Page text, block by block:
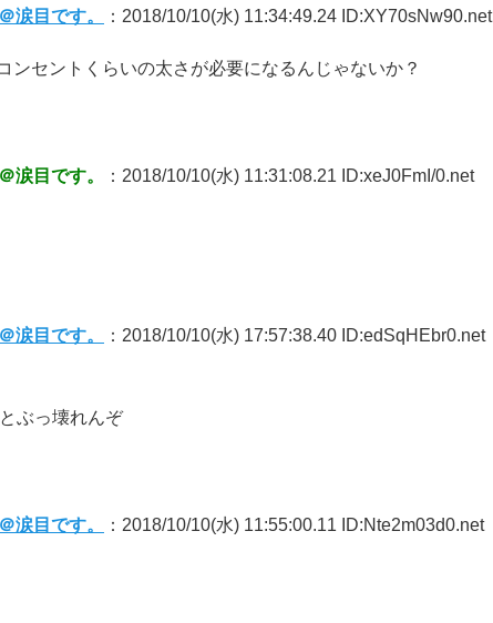
涙目です。 ：2018/10/10(水) 11:34:49.24 ID:XY70sNw90.net
ンセントくらいの太さが必要になるんじゃないか？
涙目です。 ：2018/10/10(水) 11:31:08.21 ID:xeJ0FmI/0.net
涙目です。 ：2018/10/10(水) 17:57:38.40 ID:edSqHEbr0.net
ぶっ壊れんぞ
涙目です。 ：2018/10/10(水) 11:55:00.11 ID:Nte2m03d0.net